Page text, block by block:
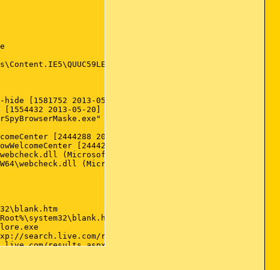
starts the Hardware Update wizard.
"IVssWriterCallback" ist ein unerwarteter Fehler
Anfrageprozess.
"IVssWriterCallback" ist ein unerwarteter Fehler
Anfrageprozess.
[2444288 2006-11-02] (Microsoft Corporation)
[2444288 2006-11-02] (Microsoft
(Microsoft Corporation)
(Microsoft Corporation)
hxxp://search.live.com/
= hxxp://search.live.com/
search.live.com/
hxxp://search.live.com/
get/shockwave/cabs/flash/swflash.cab
-hide [1581752 2013-05-20] (Microsoft Corporation)
2013-05-20] (Microsoft Corporation)
-delayed [101280 2011-06-21]
[2444288 2006-11-02] (Microsoft Corporation)
[2444288 2006-11-02] (Microsoft
(Microsoft Corporation)
(Microsoft Corporation)
hxxp://search.live.com/